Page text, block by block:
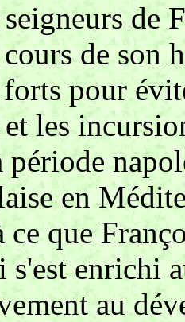
de
de son
pour
les
période
en
ce que
s'est enrichi
au